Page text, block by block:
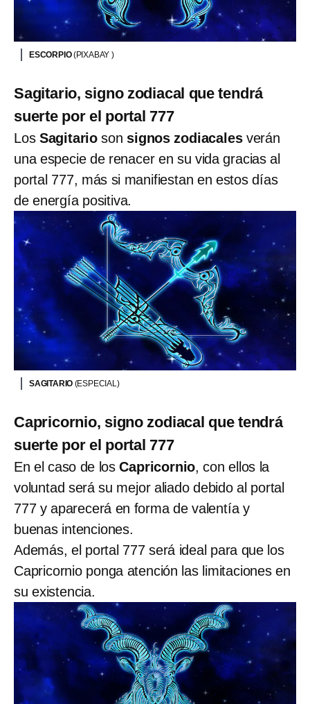
ESCORPIO(PIXABAY )
Sagitario, signo zodiacal que tendrá
suerte por el portal 777
Los Sagitarioson signos zodiacalesverán
una especie de renacer en su vida gracias al
portal 777, más si manifiestan en estos días
de energía positiva.
SAGITARIO (ESPECIAL)
Capricornio, signo zodiacal que tendrá
suerte por el portal 777
En el caso de losCapricornio, con ellos la
voluntad será su mejor aliado debido al portal
777 y aparecerá en forma de valentía y
buenas intenciones.
Además, el portal 777 será ideal para que los
Capricornio ponga atención las limitaciones en
su existencia.